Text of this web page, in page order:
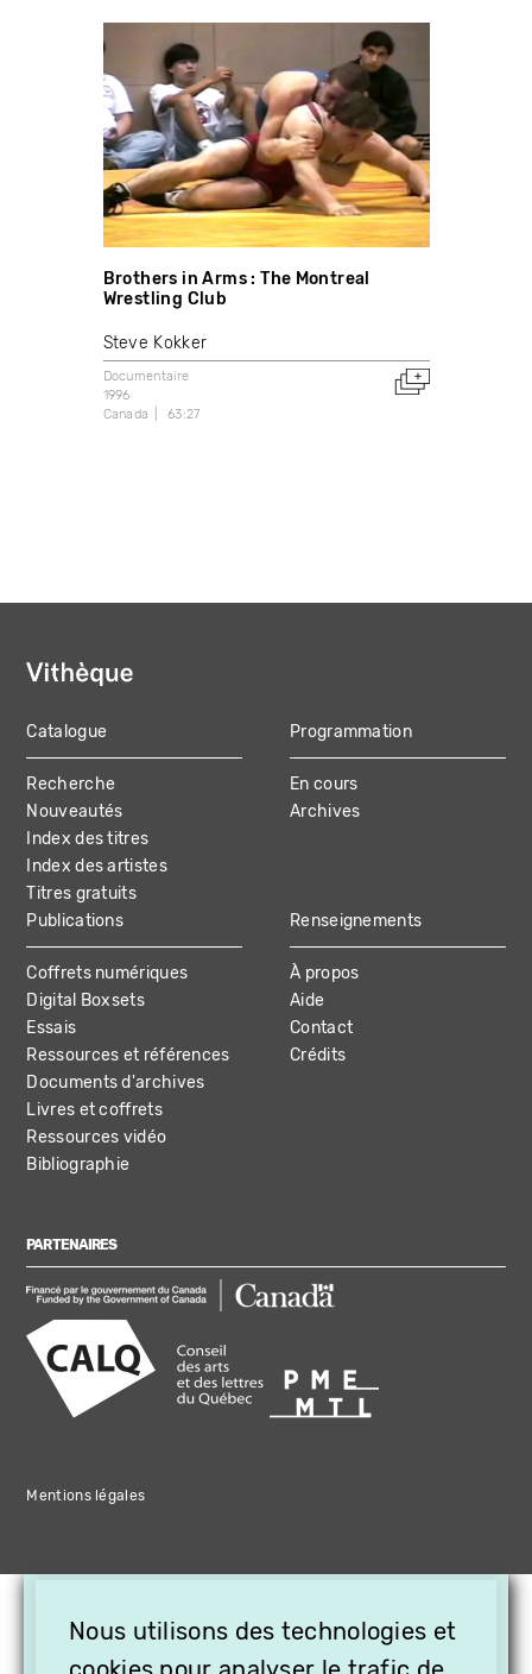
Brothers in Arms : The Montreal
Wrestling Club
Steve Kokker
Documentaire
1996
Canada
63:27
MAIN
NAVIGATION
Catalogue
Recherche
Nouveautés
Index des titres
Index des artistes
Titres gratuits
Programmation
En cours
Archives
Publications
Coffrets numériques
Digital Boxsets
Essais
Ressources et références
Documents d'archives
Livres et coffrets
Ressources vidéo
Bibliographie
Renseignements
À propos
Aide
Contact
Crédits
PARTENAIRES
Mentions légales
Nous utilisons des technologies et
OFFREZ LA VIDÉO EN